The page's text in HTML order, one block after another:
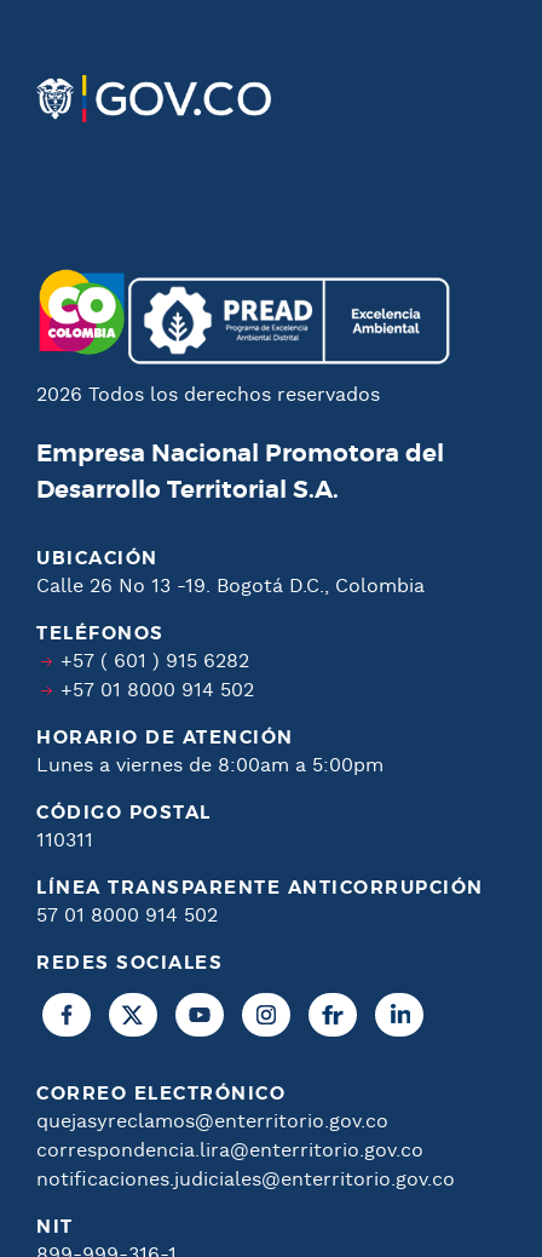
2026 Todos los derechos reservados
Empresa Nacional Promotora del
Desarrollo Territorial S.A.
UBICACIÓN
Calle 26 No 13 -19. Bogotá D.C., Colombia
TELÉFONOS
+57 ( 601 ) 915 6282
+57 01 8000 914 502
HORARIO DE ATENCIÓN
Lunes a viernes de 8:00am a 5:00pm
CÓDIGO POSTAL
110311
LÍNEA TRANSPARENTE ANTICORRUPCIÓN
57 01 8000 914 502
REDES SOCIALES
CORREO ELECTRÓNICO
quejasyreclamos@enterritorio.gov.co
correspondencia.lira@enterritorio.gov.co
notificaciones.judiciales@enterritorio.gov.co
NIT